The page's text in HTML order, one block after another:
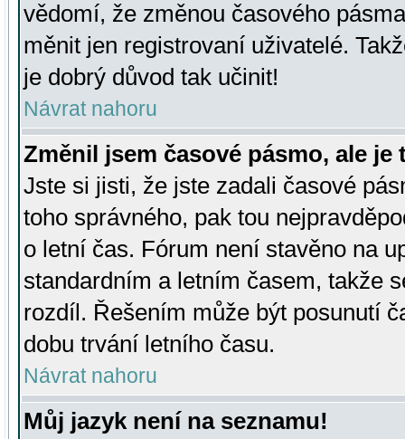
vědomí, že změnou časového
měnit jen registrovaní uživatelé.
je dobrý důvod tak učinit!
Návrat nahoru
Změnil jsem časové pásmo, ale je
Jste si jisti, že jste zadali časové
toho správného, pak tou
o letní čas. Fórum není stavěno na
standardním a letním časem, takže
rozdíl. Řešením může být posunutí
dobu trvání letního času.
Návrat nahoru
Můj jazyk není na seznamu!